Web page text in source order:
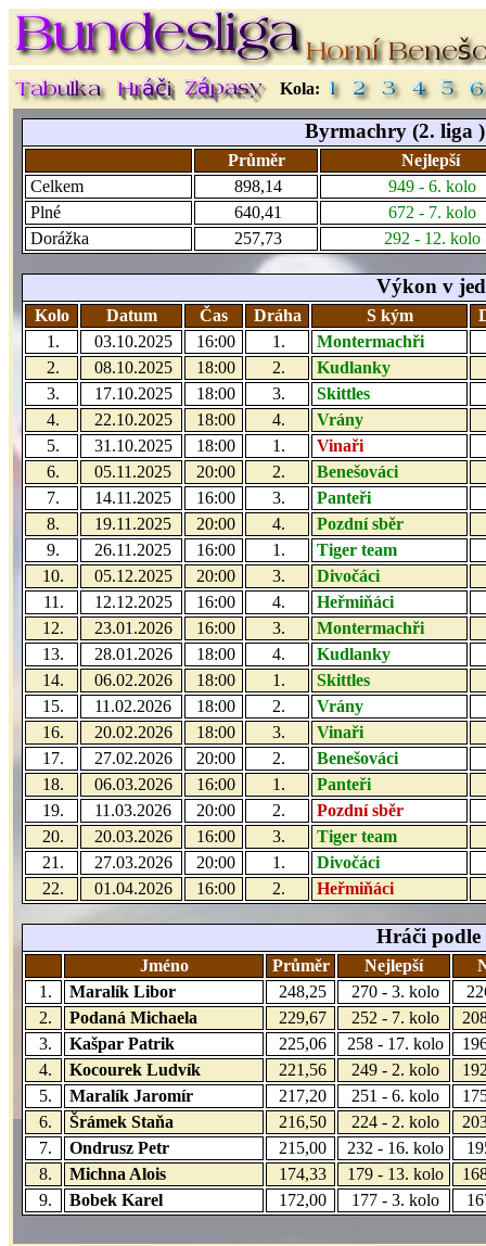
Kola:
Byrmachry (2. liga )
Průměr
Nejlepší
Celkem
898,14
949 - 6. kolo
Plné
640,41
672 - 7. kolo
Dorážka
257,73 292 - 12. kolo
Výkon v
Kolo Datum Čas Dráha S kým
1.
03.10.2025 16:00 1.
Montermachři
2.
08.10.2025 18:00 2.
Kudlanky
3.
17.10.2025 18:00 3.
Skittles
4.
22.10.2025 18:00 4.
Vrány
5.
31.10.2025 18:00 1.
Vinaři
6.
05.11.2025 20:00 2.
Benešováci
7.
14.11.2025 16:00 3.
Panteři
8.
19.11.2025 20:00 4.
Pozdní sběr
9.
26.11.2025 16:00 1.
Tiger team
10.
05.12.2025 20:00 3.
Divočáci
11.
12.12.2025 16:00 4.
Heřmiňáci
12.
23.01.2026 16:00 3.
Montermachři
13.
28.01.2026 18:00 4.
Kudlanky
14.
06.02.2026 18:00 1.
Skittles
15.
11.02.2026 18:00 2.
Vrány
16.
20.02.2026 18:00 3.
Vinaři
17.
27.02.2026 20:00 2.
Benešováci
18.
06.03.2026 16:00 1.
Panteři
19.
11.03.2026 20:00 2.
Pozdní sběr
20.
20.03.2026 16:00 3.
Tiger team
21.
27.03.2026 20:00 1.
Divočáci
22.
01.04.2026 16:00 2. Heřmiňáci
Hráči
Jméno Průměr Nejlepší
1.
Maralík Libor 248,25 270 - 3. kolo
2.
Podaná Michaela 229,67 252 - 7. kolo
3.
Kašpar Patrik 225,06 258 - 17. kolo
4.
Kocourek Ludvík 221,56 249 - 2. kolo
5.
Maralík Jaromír 217,20 251 - 6. kolo
6.
Šrámek Staňa 216,50 224 - 2. kolo
7.
Ondrusz Petr 215,00 232 - 16. kolo
8.
Michna Alois 174,33 179 - 13. kolo
9.
Bobek Karel 172,00 177 - 3. kolo